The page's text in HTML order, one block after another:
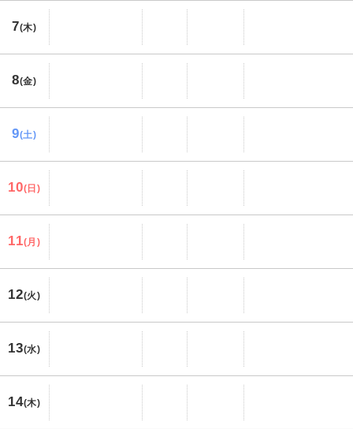
7(木)
8(金)
9(土)
10(日)
11(月)
12(火)
13(水)
14(木)